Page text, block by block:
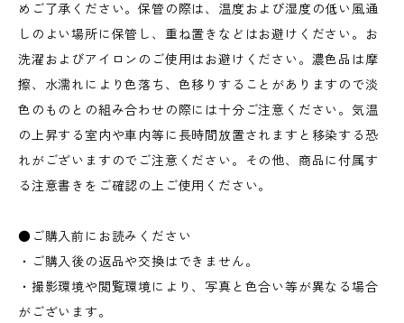
めご了承ください。保管の際は、温度および湿度の低い風通
しのよい場所に保管し、重ね置きなどはお避けください。お
洗濯およびアイロンのご使用はお避けください。濃色品は摩
擦、水濡れにより色落ち、色移りすることがありますので淡
色のものとの組み合わせの際には十分ご注意ください。気温
の上昇する室内や車内等に長時間放置されますと移染する恐
れがございますのでご注意ください。その他、商品に付属す
る注意書きをご確認の上ご使用ください。
●ご購入前にお読みください
・ご購入後の返品や交換はできません。
・撮影環境や閲覧環境により、写真と色合い等が異なる場合
がございます。